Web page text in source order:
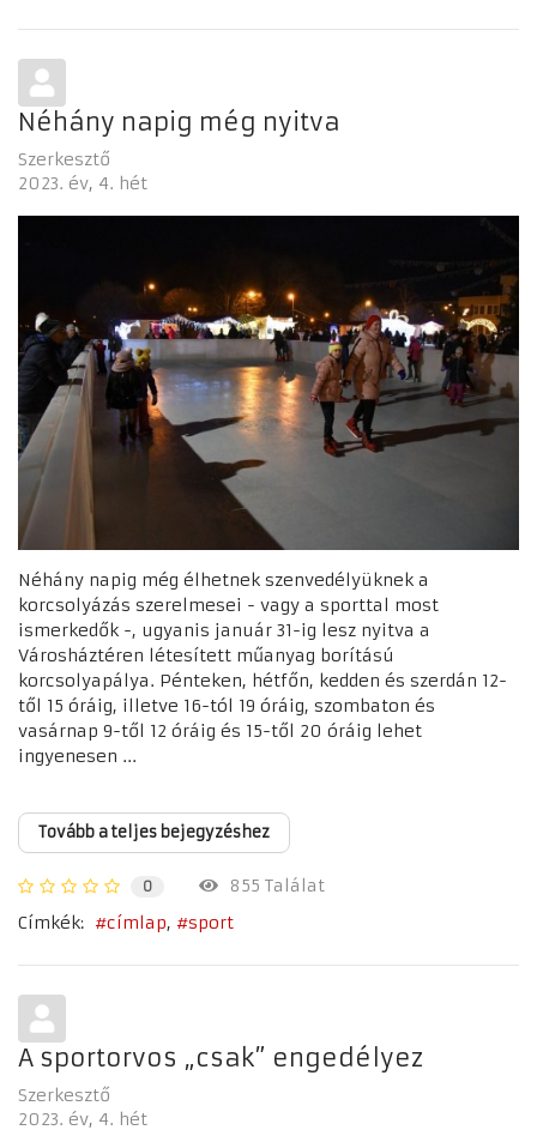
Néhány napig még nyitva
Szerkesztő
2023. év 4. hét
Néhány napig még élhetnek szenvedélyüknek a
korcsolyázás szerelmesei - vagy a sporttal most
ismerkedők -, ugyanis január 31-ig lesz nyitva a
Városháztéren létesített műanyag borítású
korcsolyapálya. Pénteken, hétfőn, kedden és szerdán 12-
től 15 óráig, illetve 16-tól 19 óráig, szombaton és
vasárnap 9-től 12 óráig és 15-től 20 óráig lehet
ingyenesen ...
Tovább a teljes bejegyzéshez
0
855 Találat
Címkék:
címlap sport
A sportorvos „csak” engedélyez
Szerkesztő
2023. év 4. hét